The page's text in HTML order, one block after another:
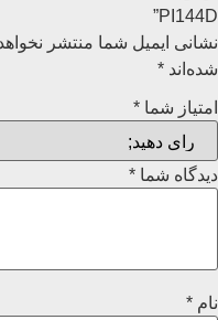
PI144D”
نشانی ایمیل شما منتشر
شده‌اند *
امتیاز شما *
دیدگاه شما *
نام *